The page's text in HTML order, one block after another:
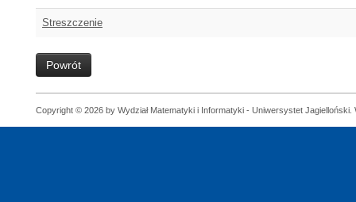
Streszczenie
Powrót
Copyright © 2026 by Wydział Matematyki i Informatyki - Uniwersystet